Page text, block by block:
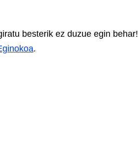
besterik ez duzue egin behar!
.